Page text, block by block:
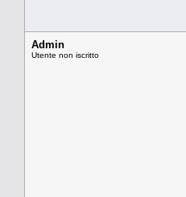
Admin
Utente non iscritto